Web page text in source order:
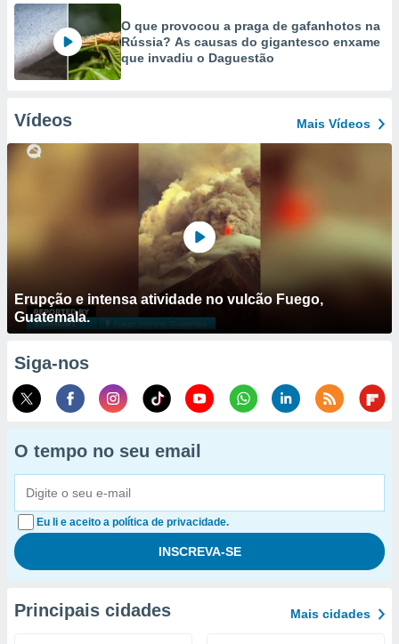
O que provocou a praga de gafanhotos na
Rússia? As causas do gigantesco enxame
que invadiu o Daguestão
Vídeos Mais Vídeos
Erupção e intensa atividade no vulcão Fuego,
Guatemala.
Siga-nos
O tempo no seu email
Eu li e aceito a política de privacidade.
Principais cidades Mais cidades